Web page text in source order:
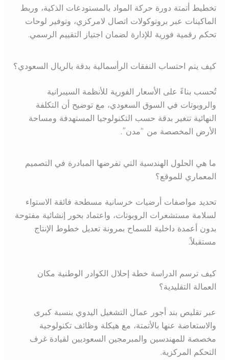
تخطيط أتمتة دورة حركة المواد بالمستودعات الذكية، وربط
الماكينات عبر بروتوكولات اتصال لامركزي، وتوفير لوحات
تحكم رقمية فورية للإدارة لضمان اجتياز التقييم الرسمي.
كيف يتم احتساب النفقات الرأسمالية بدقة بالريال السعودي؟
تُحسب بناءً على الأسعار الفورية للأنظمة السيبرانية
والروبوتات في السوق السعودي، مع توضيح أن التكلفة
النهائية تتغير بدقة حسب التكنولوجيا المستهدفة ومساحة
الأرض المخصصة من “مدن”.
ما هي الحلول الهندسية التي تفرضها المبادرة في التصميم
المعماري للموقع؟
تحديد مواصفات أرضيات خرسانية مسطحة فائقة الاستواء
لسلامة مستشعرات الروبوتات، واعتماد بحور إنشائية مفتوحة
بدون أعمدة داخلية للسماح بمرونة تعديل خطوط الإنتاج
مستقبلاً.
كيف ترسم الدراسة خطة إحلال الكوادر الوطنية مكان
العمالة التقليدية؟
عبر تقليص بند أجور عمال التشغيل اليدوي بنسبة كبرى
والاستعاضة عنها بالأتمتة، مع هيكلة وظائف تكنولوجية
مخصصة للمهندسين والمبرمجين السعوديين لقيادة غرف
التحكم المركزية.